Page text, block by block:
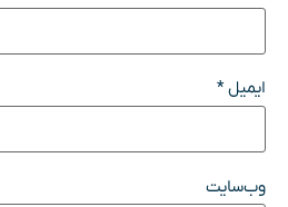
ایمیل*
وب‌سایت